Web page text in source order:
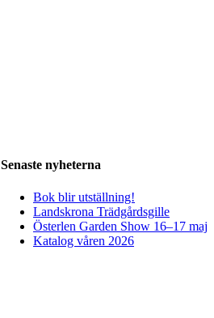
Senaste nyheterna
Bok blir utställning!
Landskrona Trädgårdsgille
Österlen Garden Show 16–17 maj
Katalog våren 2026